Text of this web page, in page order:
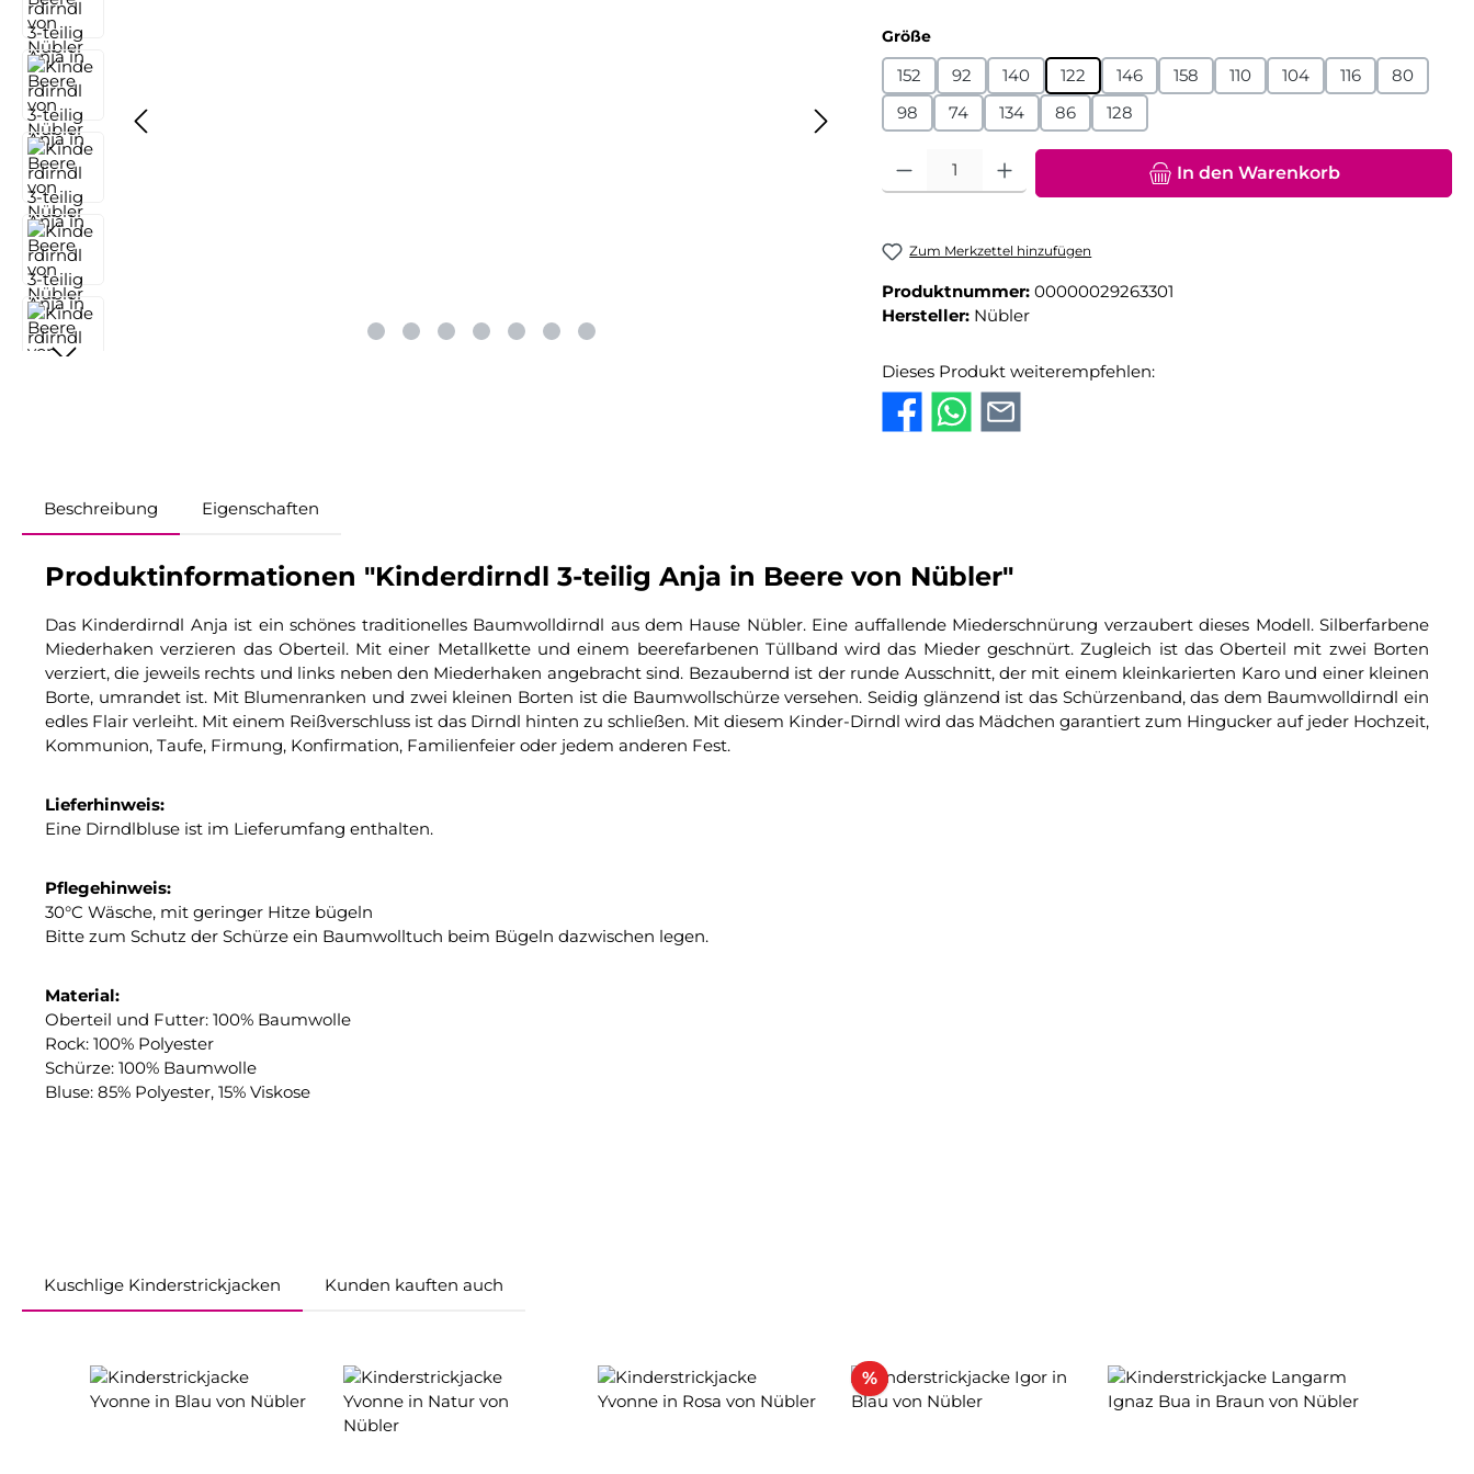
Größeauswählen
152 92 140 122 146 158 110 104 116
80
98
74 134 86 128
Produkt Anzahl: Gib den gewünschten Wert ein oder benutze die
In den Warenkorb
Zum Merkzettel hinzufügen
Produktnummer: 00000029263301
Hersteller: Nübler
Dieses Produkt weiterempfehlen:
Beschreibung Eigenschaften
Produktinformationen "Kinderdirndl 3-teilig Anja in Beere von Nübler"
Das Kinderdirndl Anja ist ein schönes traditionelles Baumwolldirndl aus dem Hause Nübler. Eine auffallende Miederschnürung verzaubert dieses Modell. Silberfarbene
Miederhaken verzieren das Oberteil. Mit einer Metallkette und einem beerefarbenen Tüllband wird das Mieder geschnürt. Zugleich ist das Oberteil mit zwei Borten
verziert, die jeweils rechts und links neben den Miederhaken angebracht sind. Bezaubernd ist der runde Ausschnitt, der mit einem kleinkarierten Karo und einer kleinen
Borte, umrandet ist. Mit Blumenranken und zwei kleinen Borten ist die Baumwollschürze versehen. Seidig glänzend ist das Schürzenband, das dem Baumwolldirndl ein
edles Flair verleiht. Mit einem Reißverschluss ist das Dirndl hinten zu schließen. Mit diesem Kinder-Dirndl wird das Mädchen garantiert zum Hingucker auf jeder Hochzeit,
Kommunion, Taufe, Firmung, Konfirmation, Familienfeier oder jedem anderen Fest.
Lieferhinweis:
Eine Dirndlbluse ist im Lieferumfang enthalten.
Pflegehinweis:
30°C Wäsche, mit geringer Hitze bügeln
Bitte zum Schutz der Schürze ein Baumwolltuch beim Bügeln dazwischen legen.
Material:
Oberteil und Futter: 100% Baumwolle
Rock: 100% Polyester
Schürze: 100% Baumwolle
Bluse: 85% Polyester, 15% Viskose
Kuschlige Kinderstrickjacken Kunden kauften auch
%Rabatt